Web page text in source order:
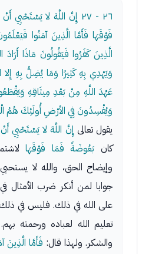
٢٦ - ٢٧
إِنَّ اللَّهَ لا يَسْتَحْيِي
فَوْقَهَا فَأَمَّا الَّذِينَ آمَنُوا
الَّذِينَ كَفَرُوا فَيَقُولُونَ مَاذَا أَرَادَ
وَيَهْدِي بِهِ كَثِيرًا وَمَا يُضِلُّ بِهِ
عَهْدَ اللَّهِ مِنْ بَعْدِ مِيثَاقِهِ
وَيُفْسِدُونَ فِي الأرْضِ أُولَئِكَ هُمُ
يقول تعالى إِنَّ اللَّهَ لا يَسْتَحْيِي
كان بَعُوضَةً فَمَا فَوْقَهَا
وإيضاح الحق، والله لا
جوابا لمن أنكر ضرب الأمثال
على الله في ذلك. فليس في
تعليم الله لعباده ورحمته
والشكر. ولهذا قال: فَأَمَّا الَّذِينَ